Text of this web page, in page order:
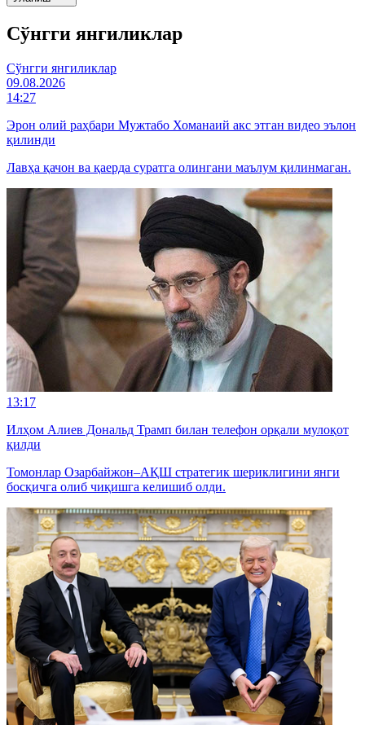
Cўнгги янгиликлар
Cўнгги янгиликлар
09.08.2026
14:27
Эрон олий раҳбари Мужтабо Хоманаий акс этган видео эълон
қилинди
Лавҳа қачон ва қаерда суратга олингани маълум қилинмаган.
13:17
Илҳом Алиев Дональд Трамп билан телефон орқали мулоқот
қилди
Томонлар Озарбайжон–АҚШ стратегик шериклигини янги
босқичга олиб чиқишга келишиб олди.